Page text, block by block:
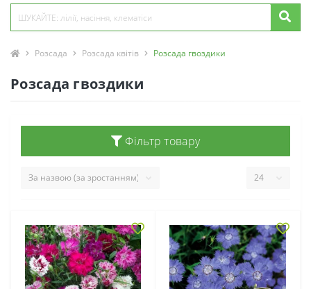
Розсада Розсада квітів Розсада гвоздики
Розсада гвоздики
Фільтр товару